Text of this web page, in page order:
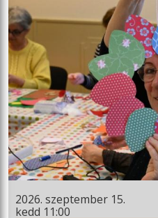
2026. szeptember 15.
kedd 11:00